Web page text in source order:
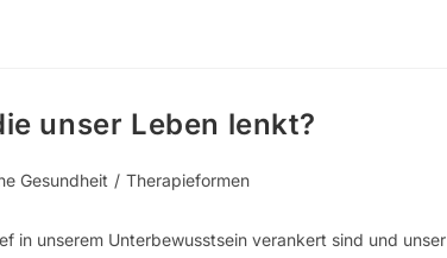
unser Leben lenkt?
Gesundheit / Therapieformen
in unserem Unterbewusstsein verankert sind und unser